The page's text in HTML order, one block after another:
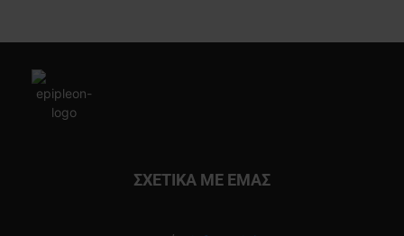
ΣΧΕΤΙΚΑ ΜΕ ΕΜΑΣ